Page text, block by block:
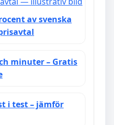
av svenska
minuter – Gratis
i test – jämför